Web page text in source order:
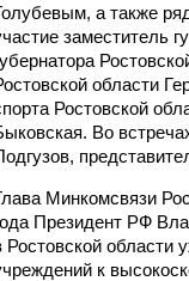
а также
заместитель
области
Ростовской
Во
Минкомсвязи
Президент РФ
Ростовской области
к